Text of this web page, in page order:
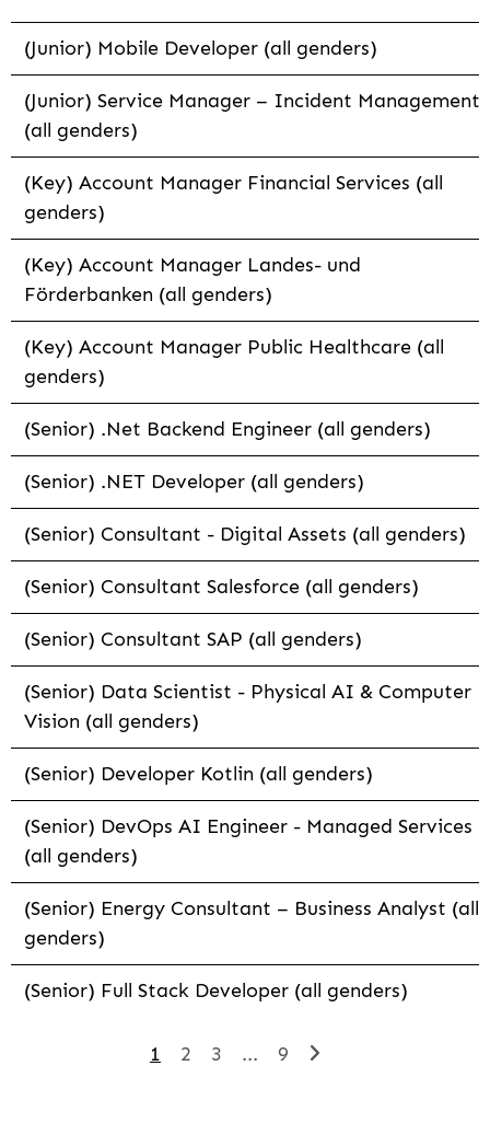
(Junior) Mobile Developer (all genders)
(Junior) Service Manager – Incident Management
(all genders)
(Key) Account Manager Financial Services (all
genders)
(Key) Account Manager Landes- und
Förderbanken (all genders)
(Key) Account Manager Public Healthcare (all
genders)
(Senior) .Net Backend Engineer (all genders)
(Senior) .NET Developer (all genders)
(Senior) Consultant - Digital Assets (all genders)
(Senior) Consultant Salesforce (all genders)
(Senior) Consultant SAP (all genders)
(Senior) Data Scientist - Physical AI & Computer
Vision (all genders)
(Senior) Developer Kotlin (all genders)
(Senior) DevOps AI Engineer - Managed Services
(all genders)
(Senior) Energy Consultant – Business Analyst (all
genders)
(Senior) Full Stack Developer (all genders)
1 2 3 ... 9